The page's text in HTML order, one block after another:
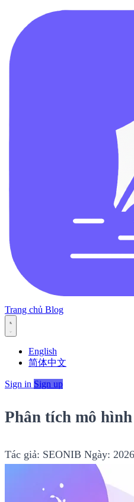
Trang chủ Blog
English
简体中文
Sign in Sign up
Phân tích mô
Tác giả: SEONIB Ngày: